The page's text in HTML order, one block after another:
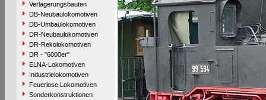
Verlagerungsbauten
DB-Neubaulokomotiven
DB-Umbaulokomotiven
DR-Neubaulokomotiven
DR-Rekolokomotiven
DR - "6000er"
ELNA-Lokomotiven
Industrielokomotiven
Feuerlose Lokomotiven
Sonderkonstruktionen